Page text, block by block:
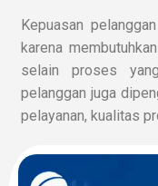
Kepuasan
karena
selain proses
pelanggan juga
pelayanan, kualitas